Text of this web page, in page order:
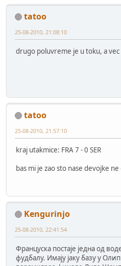
tatoo
25-08-2010, 21:08:10
drugo poluvreme je u toku, a
tatoo
25-08-2010, 21:57:10
kraj utakmice: FRA 7 - 0 SER
bas mi je zao sto nase devojke
Kengurinjo
25-08-2010, 22:41:54
Француска постаје једна од
фудбалу. Имају јаку базу у